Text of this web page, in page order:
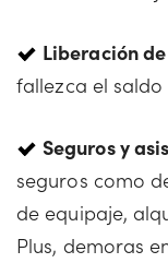
Liberación
fallezca el
Seguros y
seguros como
de equipaje,
Plus, demoras